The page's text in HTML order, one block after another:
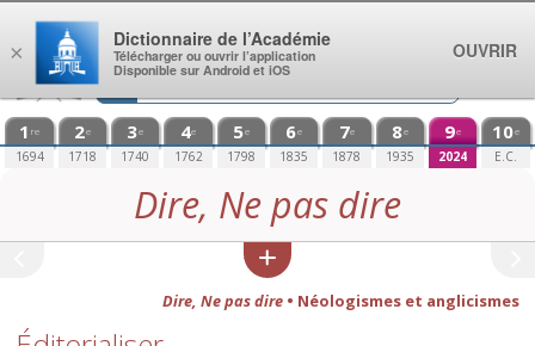
Aller au contenu
1 re
1694
2e
1718
3e
1740
4e
1762
5e
1798
6e
1835
7e
1878
8e
1935
9e
2024
10e
E.C.
Dire, Ne pas dire
Dire, Ne pas dire• Néologismes et anglicismes
×
Dictionnaire de l’Académie
Télécharger ou ouvrir l’application
Disponible sur Android et iOS
OUVRIR